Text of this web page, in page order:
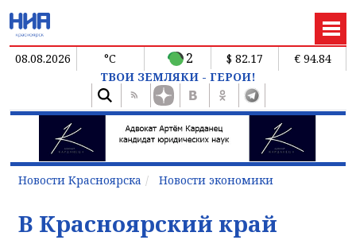
08.08.2026 °C 2 $ 82.17
€ 94.84
ТВОИ ЗЕМЛЯКИ - ГЕРОИ!
Новости Красноярска Новости экономики
В Красноярский край